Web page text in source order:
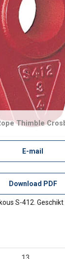
Thimble
E-mail
Download PDF
S-412.